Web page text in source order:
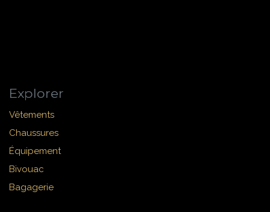
Explorer
Vêtements
Chaussures
Équipement
Bivouac
Bagagerie